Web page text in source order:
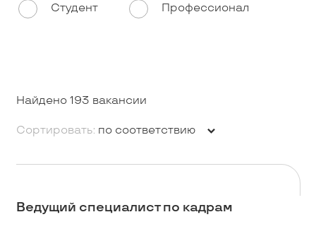
Студент Профессионал
Сортировать: по соответствию
Найдено 193 вакансии
Ведущий специалист по кадрам